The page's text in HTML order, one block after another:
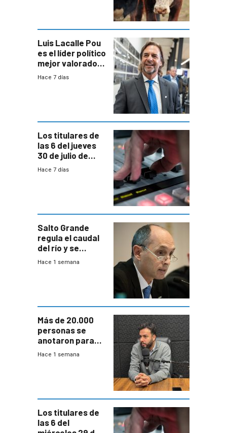
Luis Lacalle Pou
es el líder político
mejor valorado
del país, según
Hace 7 días
Los titulares de
las 6 del jueves
30 de julio de
2026
Hace 7 días
Salto Grande
regula el caudal
del río y se
prepara para un
Hace 1 semana
Más de 20.000
personas se
anotaron para
las pruebas
Hace 1 semana
Los titulares de
las 6 del